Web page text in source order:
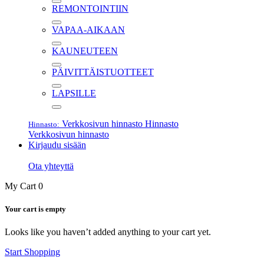
REMONTOINTIIN
VAPAA-AIKAAN
KAUNEUTEEN
PÄIVITTÄISTUOTTEET
LAPSILLE
Hinnasto: Verkkosivun hinnasto Hinnasto
Verkkosivun hinnasto
Kirjaudu sisään
Ota yhteyttä
My Cart 0
Your cart is empty
Looks like you haven’t added anything to your cart yet.
Start Shopping